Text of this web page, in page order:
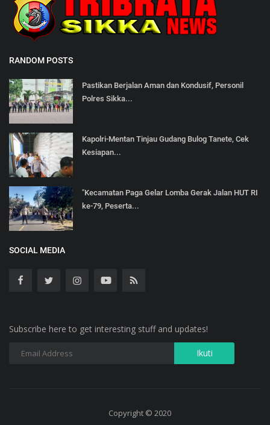
RANDOM POSTS
Pastikan Berjalan Aman dan Kondusif, Personil
Polres Sikka...
Kapolri-Mentan Tinjau Gudang Bulog Tanete, Cek
Kesiapan...
"Kecamatan Paga Gelar Lomba Gerak Jalan HUT RI
ke-79, Peserta...
SOCIAL MEDIA
Subscribe here to get interesting stuff and updates!
Copyright © 2020